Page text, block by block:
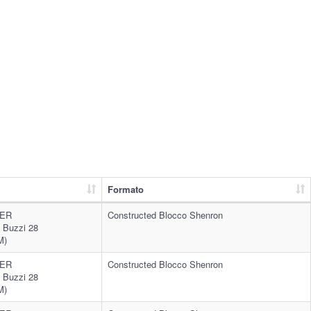
Formato
Buzzi 28
Constructed Blocco Shenron
Buzzi 28
Constructed Blocco Shenron